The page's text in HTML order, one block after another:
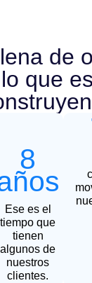
de
que
8
Ese es el
tiempo que
tienen
algunos de
nuestros
clientes.